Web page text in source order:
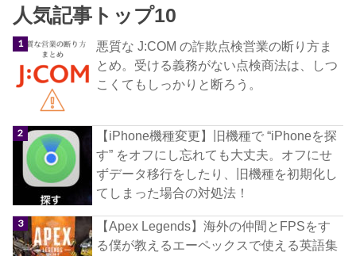
人気記事トップ10
悪質な J:COM の詐欺点検営業の断り方ま
とめ。受ける義務がない点検商法は、しつ
こくてもしっかりと断ろう。
【iPhone機種変更】旧機種で “iPhoneを探
す” をオフにし忘れても大丈夫。オフにせ
ずデータ移行をしたり、旧機種を初期化し
てしまった場合の対処法！
【Apex Legends】海外の仲間とFPSをす
る僕が教えるエーペックスで使える英語集